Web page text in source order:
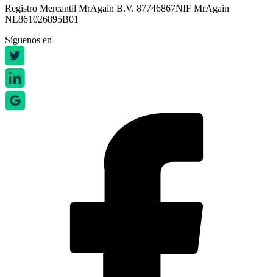
Registro Mercantil MrAgain B.V. 87746867NIF MrAgain
NL861026895B01
Síguenos en